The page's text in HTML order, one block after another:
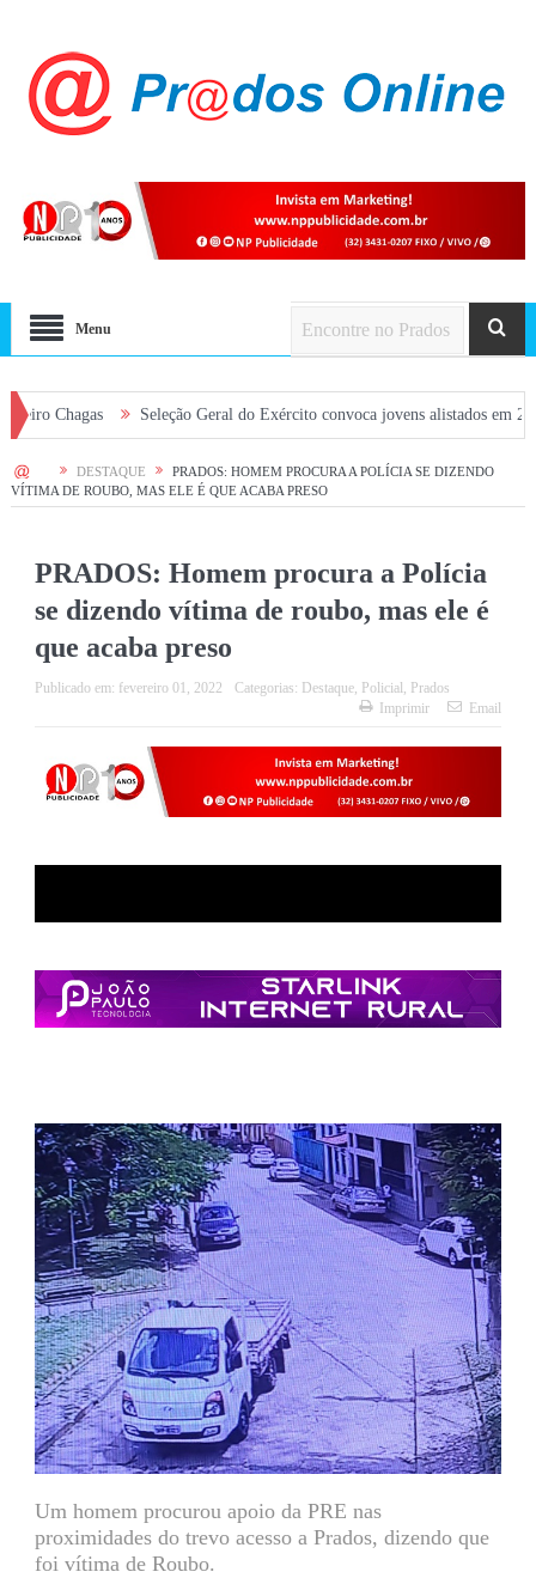
Menu
Seleção Geral do Exército convoca jovens alistados em 2026 em
HOME DESTAQUE
PRADOS: HOMEM PROCURA A POLÍCIA SE DIZENDO
VÍTIMA DE ROUBO, MAS ELE É QUE ACABA PRESO
PRADOS: Homem procura a Polícia
se dizendo vítima de roubo, mas ele é
que acaba preso
Publicado em: fevereiro 01, 2022 Categorias: Destaque, Policial , Prados
Imprimir
Email
Um homem procurou apoio da PRE nas
proximidades do trevo acesso a Prados, dizendo que
foi vítima de Roubo.